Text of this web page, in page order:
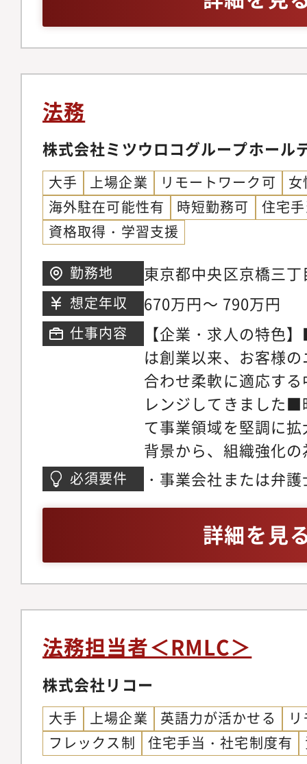
契約等のオープンイ
の作成・審査（日英
ビス開発に関する事
知的財産に関する社
織構成課長1名、メン
法務
株式会社ミツウロコグループホール
大手 上場企業 リモートワーク可
海外駐在可能性有
時短勤務可
住宅
資格取得・学習支援
勤務地
東京都中央区京橋三
アガーデン
想定年収 670万円～ 790万円
仕事内容
【企業・求人の特色
は創業以来、お客様
合わせ柔軟に適応す
レンジしてきました
て事業領域を堅調に
背景から、組織強化
します【仕事の内容
編、M＆A、法務教
む全グループの法務
進等、法務業務全般
ます。現在の国内案
率は、95:5くらいの
／国際案件も増加す
す。＜配属先情報＞
員（50代女性）、副
長（50代女性）、主
代女性2名)※うち5名
他勤務条件に関する
必須要件
・事業会社または弁
詳細を見
法務担当者＜RMLC＞
株式会社リコー
大手 上場企業 英語力が活かせる
フレックス制
住宅手当・社宅制度有